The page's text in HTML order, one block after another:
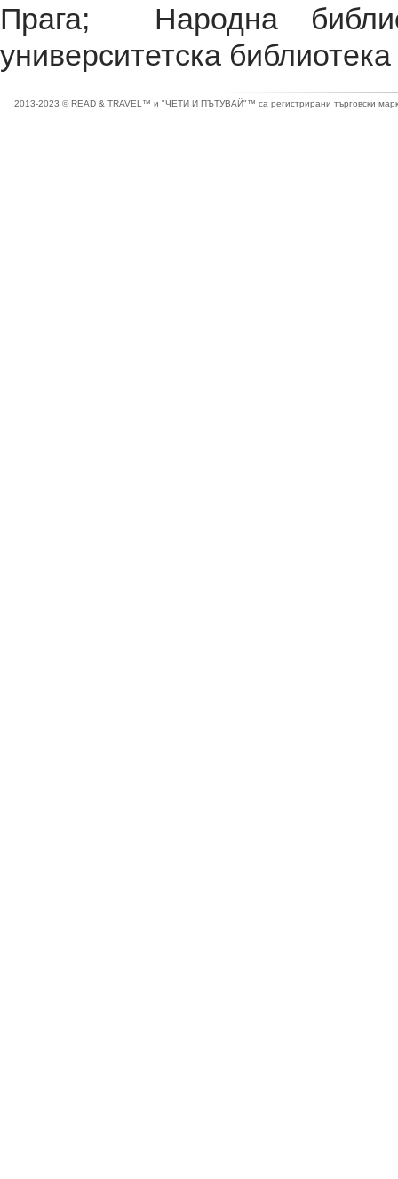
Прага; Народна
университетска
2013-2023 © READ & TRAVEL™ и "ЧЕТИ И ПЪТУВАЙ"™ са регистрирани търговски